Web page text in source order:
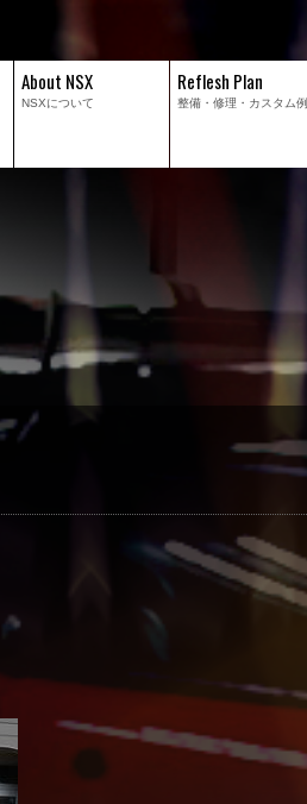
About NSX
NSXについて
Reflesh Plan
整備・修理・ カスタム例